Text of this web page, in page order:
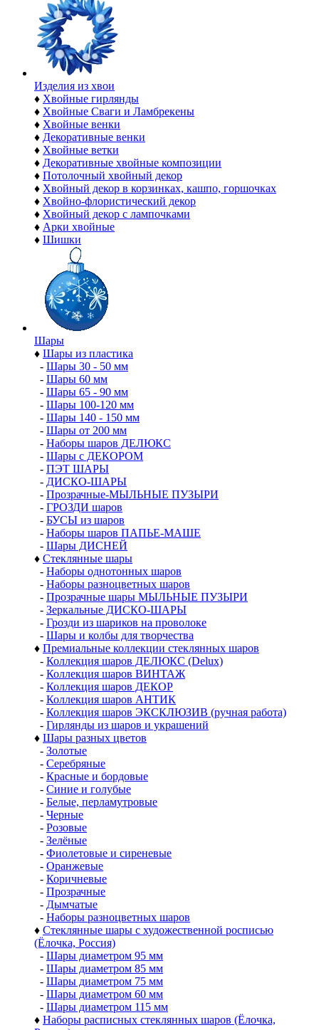
Изделия из хвои
♦ Хвойные гирлянды
♦ Хвойные Сваги и Ламбрекены
♦ Хвойные венки
♦ Декоративные венки
♦ Хвойные ветки
♦ Декоративные хвойные композиции
♦ Потолочный хвойный декор
♦ Хвойный декор в корзинках, кашпо, горшочках
♦ Хвойно-флористический декор
♦ Хвойный декор с лампочками
♦ Арки хвойные
♦ Шишки
Шары
♦ Шары из пластика
- Шары 30 - 50 мм
- Шары 60 мм
- Шары 65 - 90 мм
- Шары 100-120 мм
- Шары 140 - 150 мм
- Шары от 200 мм
- Наборы шаров ДЕЛЮКС
- Шары с ДЕКОРОМ
- ПЭТ ШАРЫ
- ДИСКО-ШАРЫ
- Прозрачные-МЫЛЬНЫЕ ПУЗЫРИ
- ГРОЗДИ шаров
- БУСЫ из шаров
- Наборы шаров ПАПЬЕ-МАШЕ
- Шары ДИСНЕЙ
♦ Стеклянные шары
- Наборы однотонных шаров
- Наборы разноцветных шаров
- Прозрачные шары МЫЛЬНЫЕ ПУЗЫРИ
- Зеркальные ДИСКО-ШАРЫ
- Грозди из шариков на проволоке
- Шары и колбы для творчества
♦ Премиальные коллекции стеклянных шаров
- Коллекция шаров ДЕЛЮКС (Delux)
- Коллекция шаров ВИНТАЖ
- Коллекция шаров ДЕКОР
- Коллекция шаров АНТИК
- Коллекция шаров ЭКСКЛЮЗИВ (ручная работа)
- Гирлянды из шаров и украшений
♦ Шары разных цветов
- Золотые
- Серебряные
- Красные и бордовые
- Синие и голубые
- Белые, перламутровые
- Черные
- Розовые
- Зелёные
- Фиолетовые и сиреневые
- Оранжевые
- Коричневые
- Прозрачные
- Дымчатые
- Наборы разноцветных шаров
♦ Стеклянные шары с художественной росписью
(Ёлочка, Россия)
- Шары диаметром 95 мм
- Шары диаметром 85 мм
- Шары диаметром 75 мм
- Шары диаметром 60 мм
- Шары диаметром 115 мм
♦ Наборы расписных стеклянных шаров (Ёлочка,